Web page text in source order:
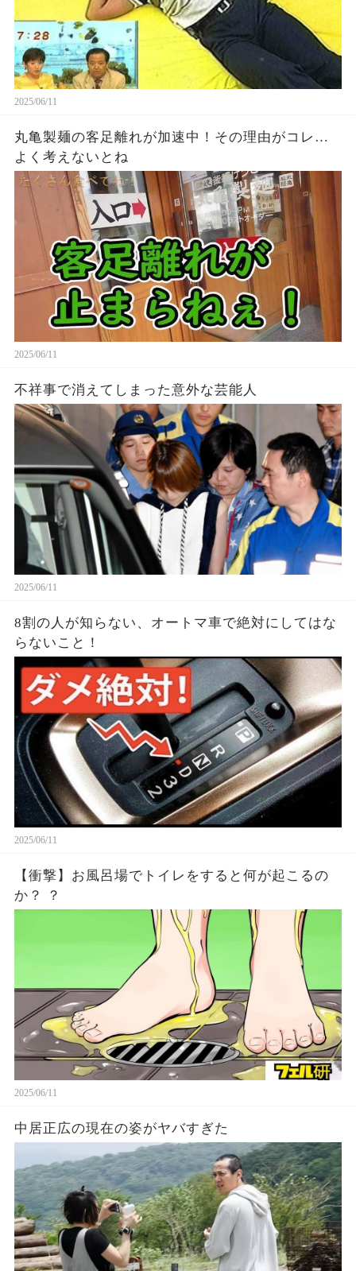
2025/06/11
丸亀製麺の客足離れが加速中！その理由がコレ…
よく考えないとね
2025/06/11
不祥事で消えてしまった意外な芸能人
2025/06/11
8割の人が知らない、オートマ車で絶対にしてはな
らないこと！
2025/06/11
【衝撃】お風呂場でトイレをすると何が起こるの
か？ ？
2025/06/11
中居正広の現在の姿がヤバすぎた